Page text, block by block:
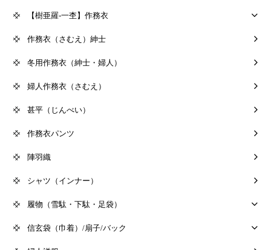
【樹亜羅-一杢】作務衣
作務衣（さむえ）紳士
冬用作務衣（紳士・婦人）
婦人作務衣（さむえ）
甚平（じんべい）
作務衣パンツ
陣羽織
シャツ（インナー）
履物（雪駄・下駄・足袋）
信玄袋（巾着）/扇子/バック